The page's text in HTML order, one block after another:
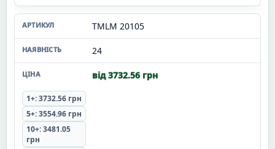
TMLM 20105
24
від 3732.56 грн
1+: 3732.56 грн
5+: 3554.96 грн
10+: 3481.05
грн